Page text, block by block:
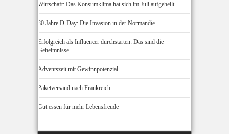
Wirtschaft: Das Konsumklima hat sich im Juli aufgehellt
80 Jahre D-Day: Die Invasion in der Normandie
Erfolgreich als Influencer durchstarten: Das sind die
Geheimnisse
Adventszeit mit Gewinnpotenzial
Paketversand nach Frankreich
Gut essen für mehr Lebensfreude